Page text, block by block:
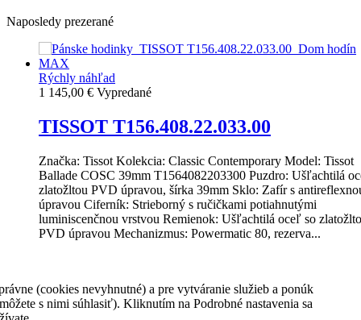
Naposledy prezerané
Rýchly náhľad
1 145,00 € Vypredané
TISSOT T156.408.22.033.00
Značka: Tissot Kolekcia: Classic Contemporary Model: Tissot
Ballade COSC 39mm T1564082203300 Puzdro: Ušľachtilá
zlatožltou PVD úpravou, šírka 39mm Sklo: Zafír s
úpravou Ciferník: Strieborný s ručičkami potiahnutými
luminiscenčnou vrstvou Remienok: Ušľachtilá oceľ so
PVD úpravou Mechanizmus: Powermatic 80, rezerva...
1 145,00 €
Detail
(cookies nevyhnutné) a pre vytváranie služieb a ponúk
s nimi súhlasiť). Kliknutím na Podrobné nastavenia sa